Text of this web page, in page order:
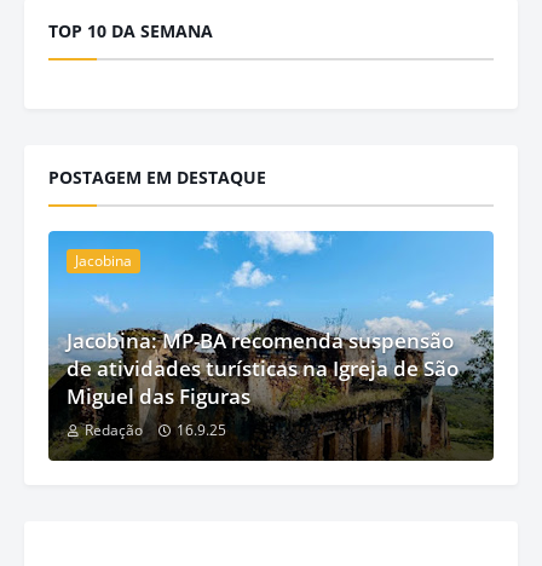
TOP 10 DA SEMANA
POSTAGEM EM DESTAQUE
Jacobina
Jacobina: MP-BA recomenda suspensão
de atividades turísticas na Igreja de São
Miguel das Figuras
Redação 16.9.25